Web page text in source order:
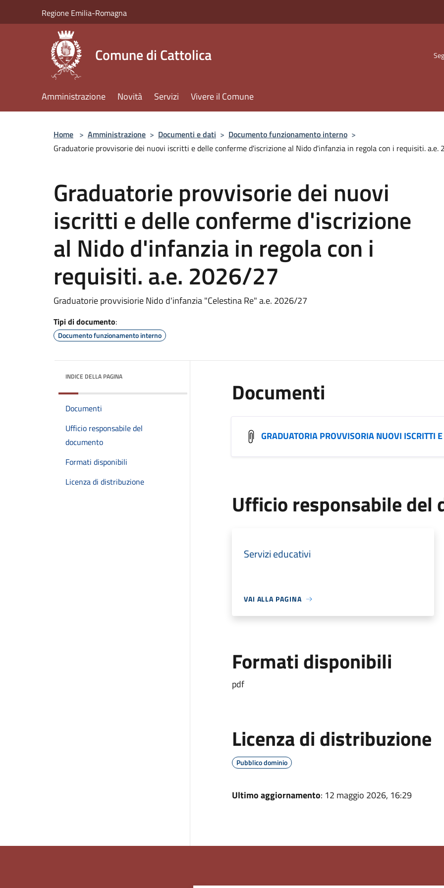
Regione Emilia-Romagna
Comune di Cattolica
Amministrazione Novità Servizi Vivere il Comune
Home > Amministrazione > Documenti e dati > Documento funzionamento interno >
Graduatorie provvisorie dei nuovi iscritti e delle conferme d'iscrizione al Nido d'infanzia in regola con i requisiti. a.e.
Graduatorie provvisorie dei nuovi
iscritti e delle conferme d'iscrizione
al Nido d'infanzia in regola con i
requisiti. a.e. 2026/27
Graduatorie provvisiorie Nido d'infanzia "Celestina Re" a.e. 2026/27
Tipi di documento:
Documento funzionamento interno
INDICE DELLA PAGINA
Documenti
Ufficio responsabile del
documento
Formati disponibili
Licenza di distribuzione
Documenti
GRADUATORIA PROVVISORIA NUOVI ISCRITTI
Ufficio responsabile del
Servizi educativi
VAI ALLA PAGINA
Formati disponibili
pdf
Licenza di distribuzione
Pubblico dominio
Ultimo aggiornamento: 12 maggio 2026, 16:29